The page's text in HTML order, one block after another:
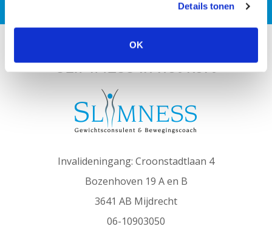
Details tonen
OK
SLIMNESS in het kort
Invalideningang: Croonstadtlaan 4
Bozenhoven 19 A en B
3641 AB Mijdrecht
06-10903050